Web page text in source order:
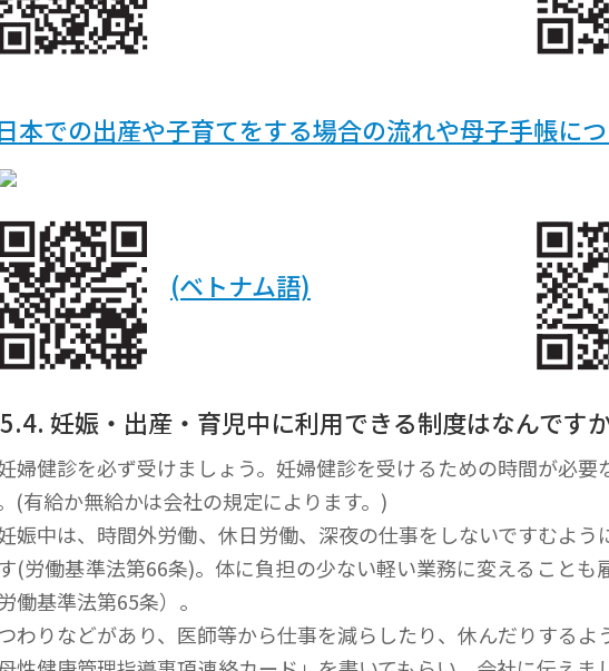
本での出産や子育てをする場合の流れや母子手帳に
(ベトナム語)
妊娠・出産・育児中に利用できる制度はなんですか
婦健診を必ず受けましょう。妊婦健診を受けるための時間が必
(有給か無給かは会社の規定によります。)
娠中は、時間外労働、休日労働、深夜の仕事をしないですむよ
(労働基準法第66条)。体に負担の少ない軽い業務に変えることも
労働基準法第65条）。
わりなどがあり、医師等から仕事を減らしたり、休んだりする